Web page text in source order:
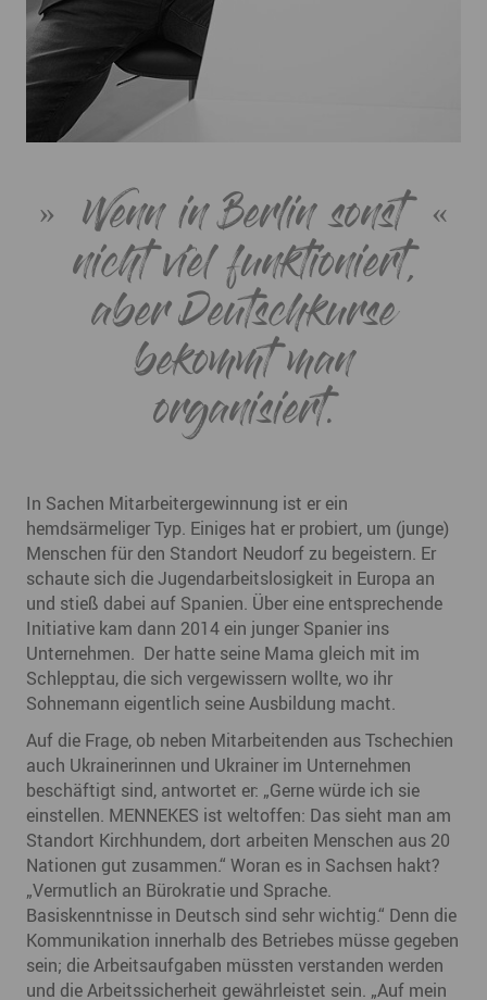
Wenn in Berlin sonst
nicht viel funktioniert,
aber Deutschkurse
bekommt man
organisiert.
In Sachen Mitarbeitergewinnung ist er ein
hemdsärmeliger Typ. Einiges hat er probiert, um (junge)
Menschen für den Standort Neudorf zu begeistern. Er
schaute sich die Jugendarbeitslosigkeit in Europa an
und stieß dabei auf Spanien. Über eine entsprechende
Initiative kam dann 2014 ein junger Spanier ins
Unternehmen. Der hatte seine Mama gleich mit im
Schlepptau, die sich vergewissern wollte, wo ihr
Sohnemann eigentlich seine Ausbildung macht.
Auf die Frage, ob neben Mitarbeitenden aus Tschechien
auch Ukrainerinnen und Ukrainer im Unternehmen
beschäftigt sind, antwortet er: „Gerne würde ich sie
einstellen. MENNEKES ist weltoffen: Das sieht man am
Standort Kirchhundem, dort arbeiten Menschen aus 20
Nationen gut zusammen.“ Woran es in Sachsen hakt?
„Vermutlich an Bürokratie und Sprache.
Basiskenntnisse in Deutsch sind sehr wichtig.“ Denn die
Kommunikation innerhalb des Betriebes müsse gegeben
sein; die Arbeitsaufgaben müssten verstanden werden
und die Arbeitssicherheit gewährleistet sein. „Auf mein